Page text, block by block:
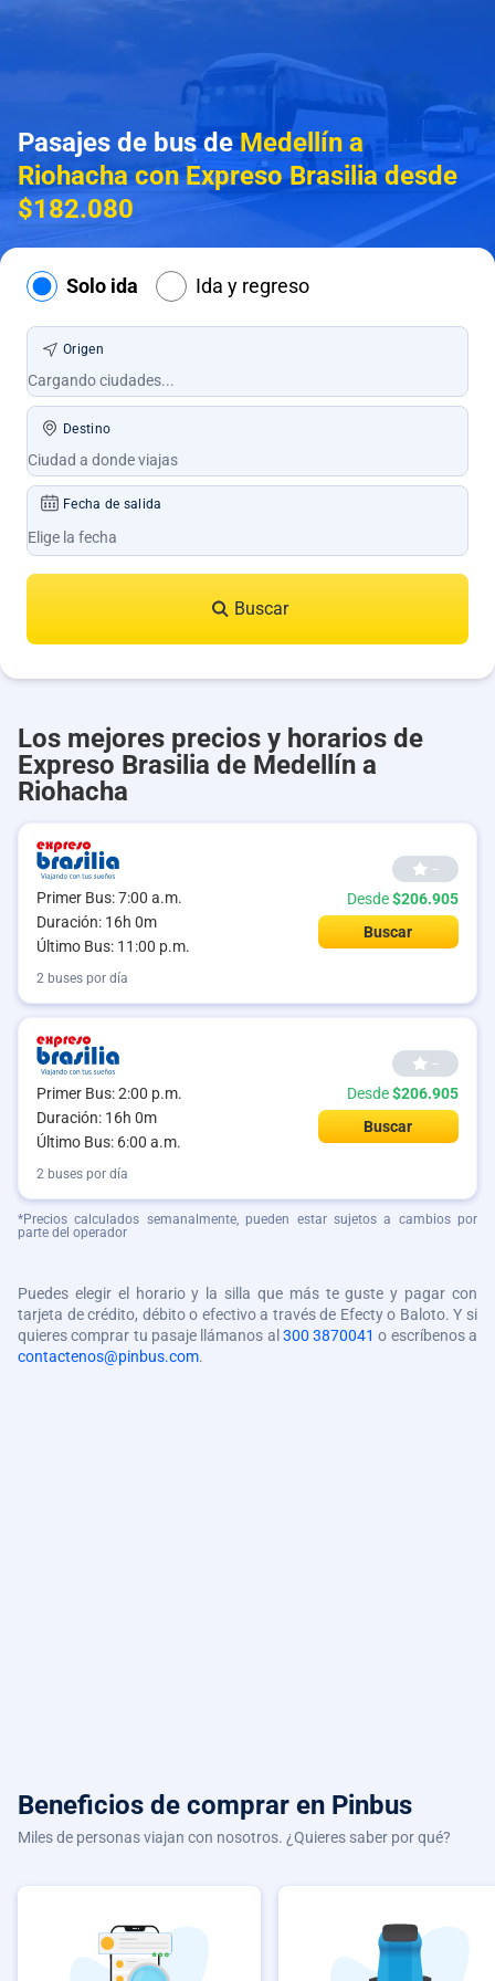
Pasajes de bus deMedellín a
Riohacha con Expreso Brasilia desde
$182.080
Solo ida Ida y regreso
Origen
Destino
Fecha de salida
Buscar
Los mejores precios y horarios de
Expreso Brasilia de Medellín a
Riohacha
Primer Bus: 7:00 a.m.
Duración: 16h 0m
Último Bus: 11:00 p.m.
--
Desde$206.905
Buscar
2 buses por día
Primer Bus: 2:00 p.m.
Duración: 16h 0m
Último Bus: 6:00 a.m.
--
Desde$206.905
Buscar
2 buses por día
*Precios calculados semanalmente, pueden estar sujetos a cambios por
parte del operador
Puedes elegir el horario y la silla que más te guste y pagar con
tarjeta de crédito, débito o efectivo a través de Efecty o Baloto. Y si
quieres comprar tu pasaje llámanos al300 3870041 o escríbenos a
contactenos@pinbus.com.
Beneficios de comprar en Pinbus
Miles de personas viajan con nosotros. ¿Quieres saber por qué?